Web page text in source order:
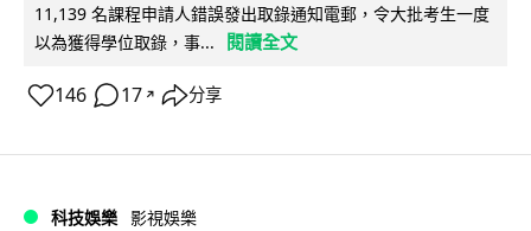
11,139 名課程申請人錯誤發出取錄通知電郵，令大批考生一度
以為獲得學位取錄，事...
閱讀全文
146 17 ↗ 分享
科技娛樂 影視娛樂